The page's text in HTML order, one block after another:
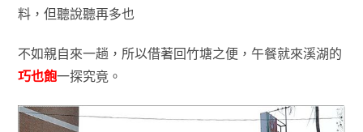
料，但聽說聽再多也
不如親自來一趟 ，所以借著回竹塘之便，午餐就來溪湖的
巧也飽一探究竟 。